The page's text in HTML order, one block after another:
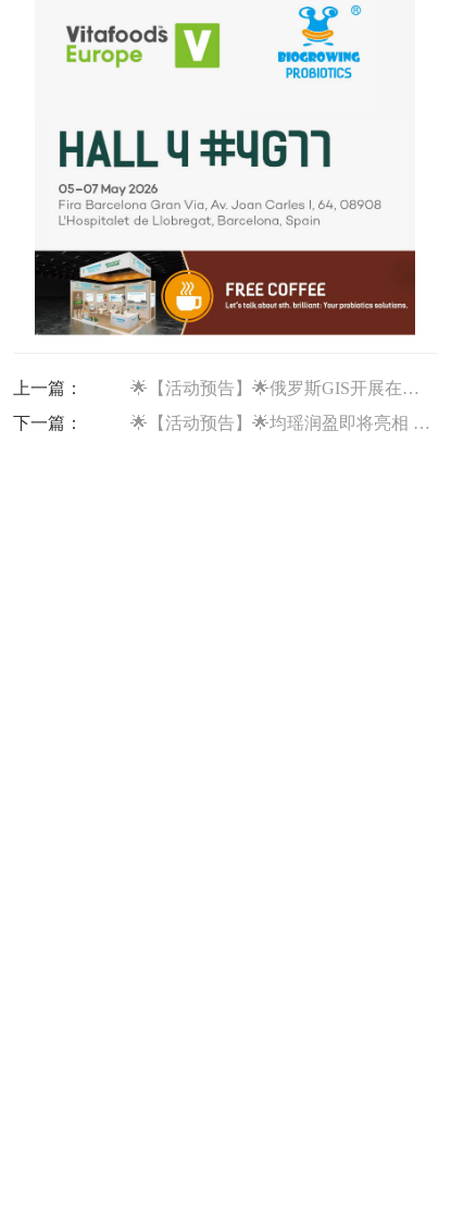
上一篇：
🌟【活动预告】🌟俄罗斯GIS开展在即，均瑶润盈携益生菌全方案亮相
下一篇：
🌟【活动预告】🌟均瑶润盈即将亮相 2026 越南国际食品配料展